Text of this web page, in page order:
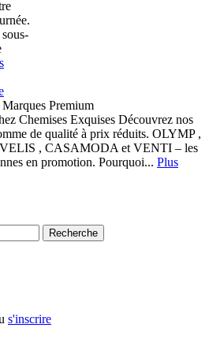
Premium
Chemises Exquises Découvrez nos
de qualité à prix réduits. OLYMP ,
, CASAMODA et VENTI – les
en promotion. Pourquoi... Plus
Recherche
s'inscrire